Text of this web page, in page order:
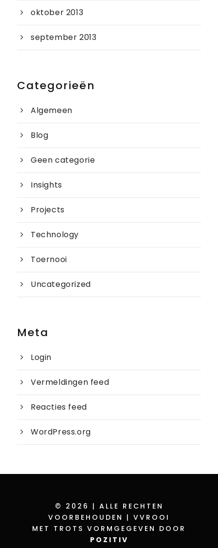
oktober 2013
september 2013
Categorieën
Algemeen
Blog
Geen categorie
Insights
Projects
Technology
Toernooi
Uncategorized
Meta
Login
Vermeldingen feed
Reacties feed
WordPress.org
© 2026 | ALLE RECHTEN
VOORBEHOUDEN | VVROOI
MET TROTS VORMGEGEVEN DOOR
POZITIV